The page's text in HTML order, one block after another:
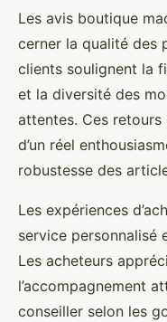
Les avis boutique
cerner la qualité des
clients soulignent la
et la diversité des
attentes. Ces
d’un réel
robustesse des
Les expériences
service personnalisé
Les acheteurs
l’accompagnement
conseiller selon les